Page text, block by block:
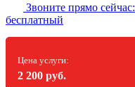
Звоните прямо сейчас:
бесплатный
Цена услуги:
2 200 руб.